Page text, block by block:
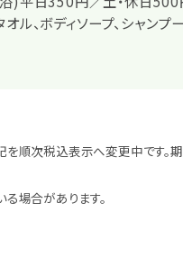
ル、ボディソープ、シャン
順次税込表示へ変更中です。
場合があります。